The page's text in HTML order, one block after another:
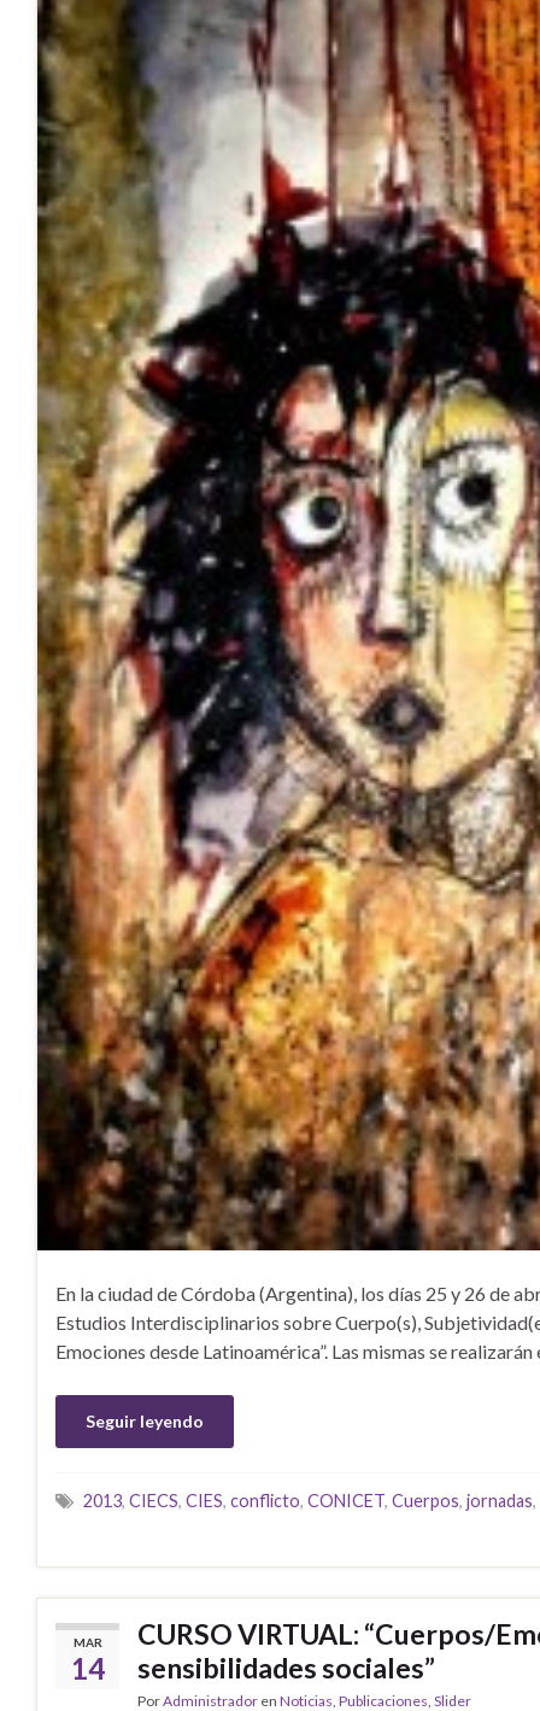
En la ciudad de Córdoba (Argentina), los días 25 y 26 de
Estudios Interdisciplinarios sobre Cuerpo(s),
Emociones desde Latinoamérica”. Las mismas se
Seguir leyendo
2013, CIECS, CIES, conflicto, CONICET, Cuerpos, jornadas,
MAR
14
CURSO VIRTUAL: “Cuerpos/
sensibilidades sociales”
PorAdministrador en Noticias Publicaciones Slider